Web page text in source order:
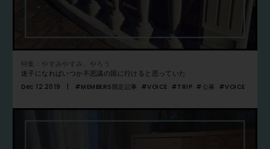
特集：やすみやすみ、やろう
迷子になればいつか不思議の国に行けると思っていた
Dec 12.2019
#MEMBERS限定記事 #VOICE #TRIP #公募 #VOICE